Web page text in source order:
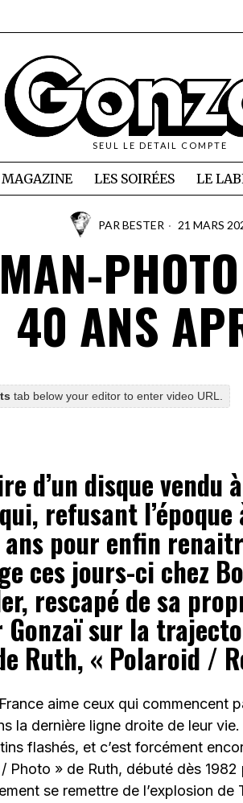
SEUL LE DETAIL COMPTE
LES SOIRÉES LE
PAR BESTER 21 MARS
40 ANS
tab below your editor to enter video URL.
d’un disque
refusant
pour enfin
ces jours-ci chez
rescapé de sa
sur la
Ruth, « Polaroid /
aime ceux qui commencent
la dernière ligne droite de leur
flashés, et c’est forcément
Photo » de Ruth, débuté dès
se remettre de l’explosion de